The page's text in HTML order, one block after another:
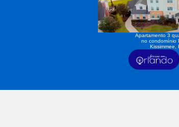
Apartamento 3
no condomínio
Kissimmee,